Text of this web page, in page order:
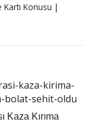
Konusu |
Kaza Kırıma